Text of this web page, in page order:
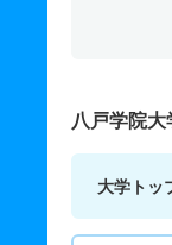
八戸学院
大学トッ